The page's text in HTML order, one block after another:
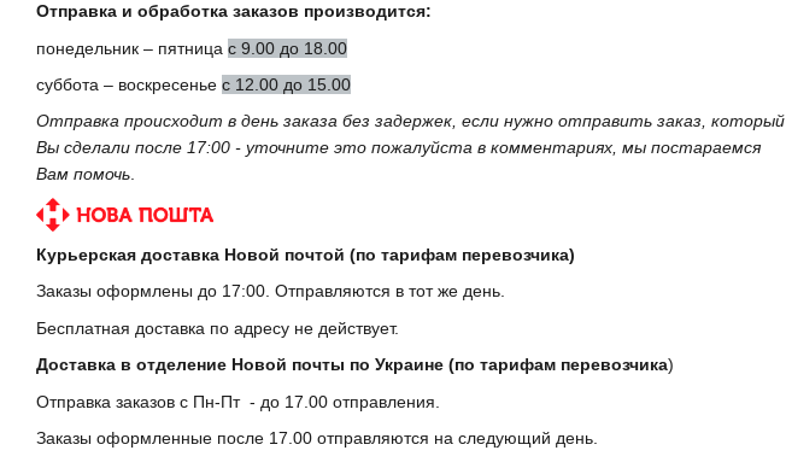
Отправка и обработка заказов производится:
понедельник – пятница с 9.00 до 18.00
суббота – воскресенье с 12.00 до 15.00
Отправка происходит в день заказа без задержек, если нужно отправить заказ, который
Вы сделали после 17:00 - уточните это пожалуйста в комментариях, мы постараемся
Вам помочь.
Курьерская доставка Новой почтой (по тарифам перевозчика)
Заказы оформлены до 17:00. Отправляются в тот же день.
Бесплатная доставка по адресу не действует.
Доставка в отделение Новой почты по Украине (по тарифам перевозчика)
Отправка заказов с Пн-Пт - до 17.00 отправления.
Заказы оформленные после 17.00 отправляются на следующий день.